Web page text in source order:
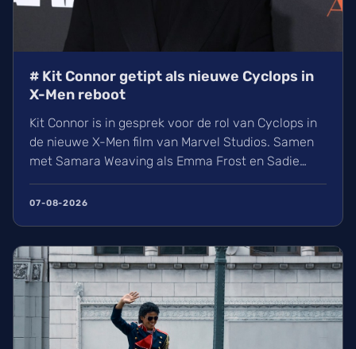
# Kit Connor getipt als nieuwe Cyclops in
X-Men reboot
Kit Connor is in gesprek voor de rol van Cyclops in
de nieuwe X-Men film van Marvel Studios. Samen
met Samara Weaving als Emma Frost en Sadie
Sink als Jean Grey krijgt het nieuwe
mutantenteam stilaan vorm. Wij kijken uit naar
Doomsday.
07-08-2026